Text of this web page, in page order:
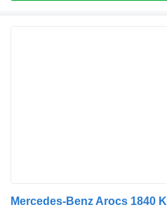
Mercedes-Benz Arocs 1840 K